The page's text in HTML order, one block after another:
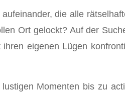
die alle
Ort gelockt? Auf der
eigenen Lügen
Momenten bis zu